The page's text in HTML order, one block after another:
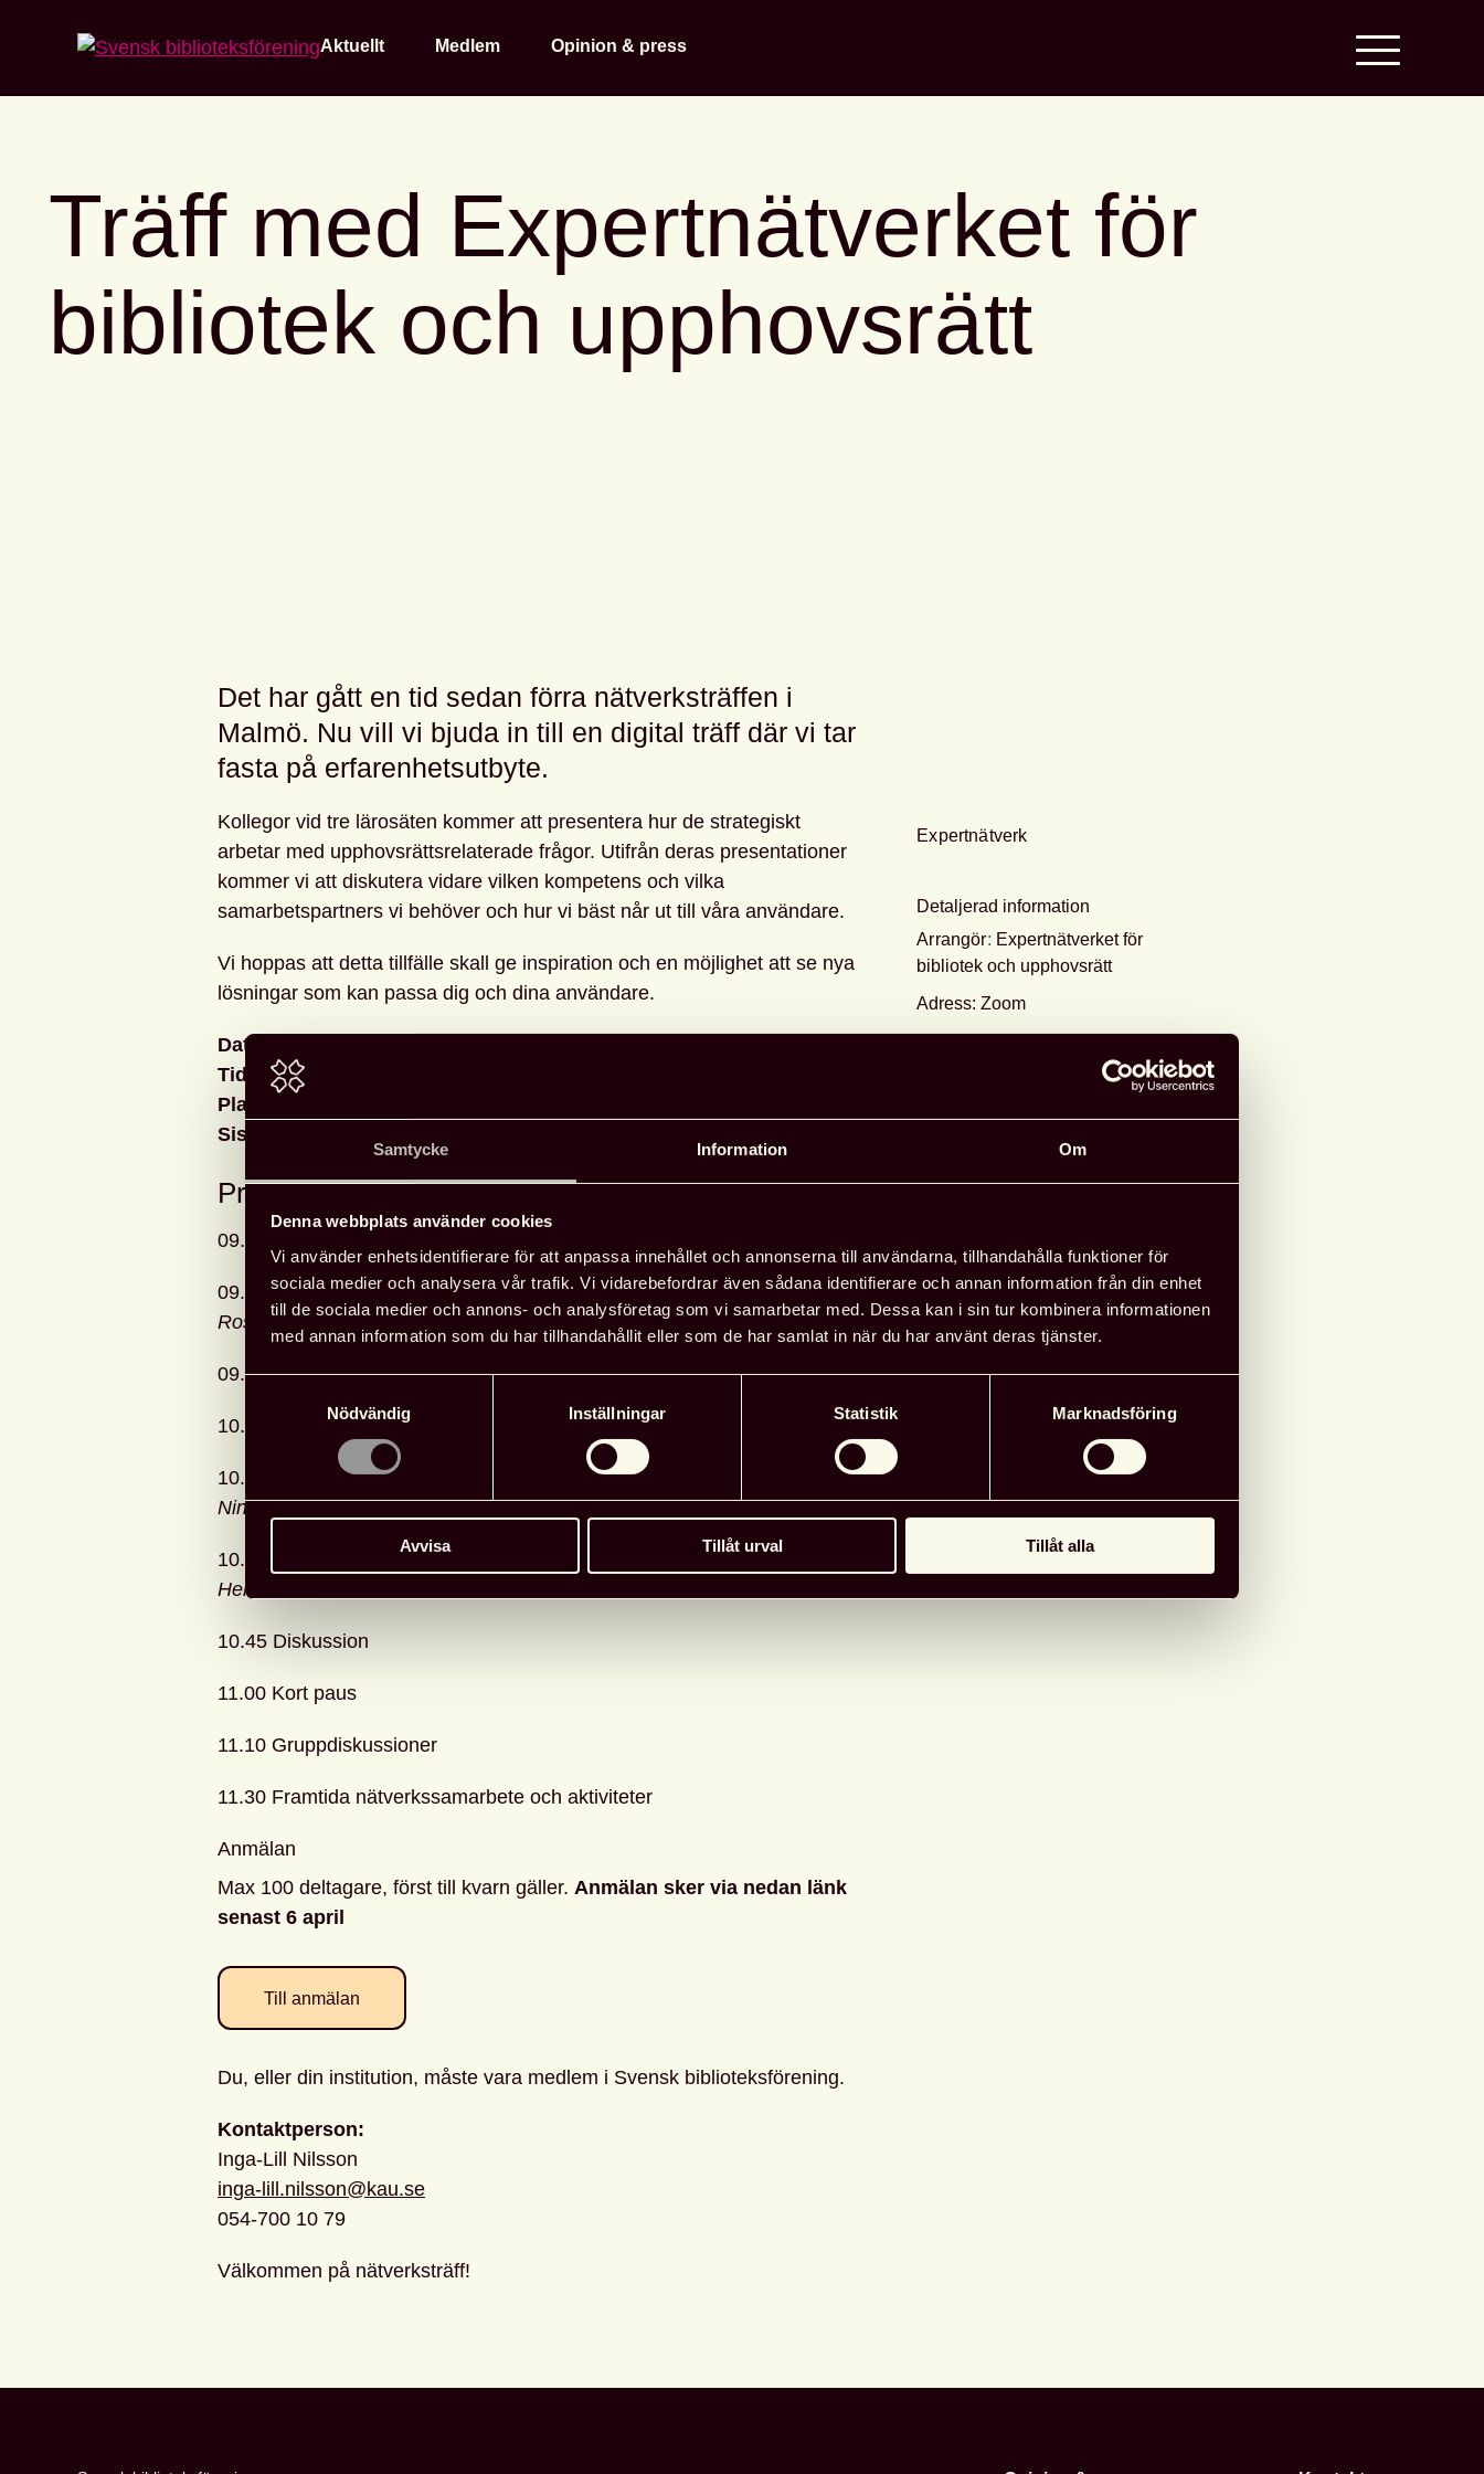
Samtycke Information Om
Denna webbplats använder cookies
Vi använder enhetsidentifierare för att anpassa innehållet och annonserna till användarna, tillhandahålla funktioner för
sociala medier och analysera vår trafik. Vi vidarebefordrar även sådana identifierare och annan information från din enhet
till de sociala medier och annons- och analysföretag som vi samarbetar med. Dessa kan i sin tur kombinera informationen
med annan information som du har tillhandahållit eller som de har samlat in när du har använt deras tjänster.
Nödvändig
Inställningar Statistik Marknadsföring
Avvisa Tillåt urval Tillåt alla
Home
Aktuellt Medlem Opinion & press
Träff med Expertnätverket för
bibliotek och upphovsrätt
Det har gått en tid sedan förra nätverksträffen i
Malmö. Nu vill vi bjuda in till en digital träff där vi tar
fasta på erfarenhetsutbyte.
Kollegor vid tre lärosäten kommer att presentera hur de strategiskt
arbetar med upphovsrättsrelaterade frågor. Utifrån deras presentationer
kommer vi att diskutera vidare vilken kompetens och vilka
samarbetspartners vi behöver och hur vi bäst når ut till våra användare.
Vi hoppas att detta tillfälle skall ge inspiration och en möjlighet att se nya
lösningar som kan passa dig och dina användare.
Datum:
Tid:
9.00–12.00
Plats:
Sista anmälningsdag:
Program 13 april
09.00 Välkomna! Incheckning och information.
09.15 Strategier och arbetssätt för att stödja forskare och doktorander
Rosa Lönneborg, Kungliga Tekniska högskolans bibliotek
09.45 Diskussion
10.00 Kort paus
10.15 Samarbeten kring forskningsetiska frågor
Nina Hult, Luleå universitetsbibliotek
10.30 Kompetenshöjning av bibliotekspersonal
Helen Hed
10.45 Diskussion
11.00 Kort paus
11.10 Gruppdiskussioner
11.30 Framtida nätverkssamarbete och aktiviteter
Anmälan
Max 100 deltagare, först till kvarn gäller. Anmälan sker via nedan länk
senast 6 april
Till anmälan
Du, eller din institution, måste vara medlem i Svensk biblioteksförening.
Kontaktperson:
Inga-Lill Nilsson
inga-lill.nilsson@kau.se
054-700 10 79
Välkommen på nätverksträff!
Expertnätverk
Detaljerad information
Arrangör: Expertnätverket för
bibliotek och upphovsrätt
Adress: Zoom
Lägg till i kalender